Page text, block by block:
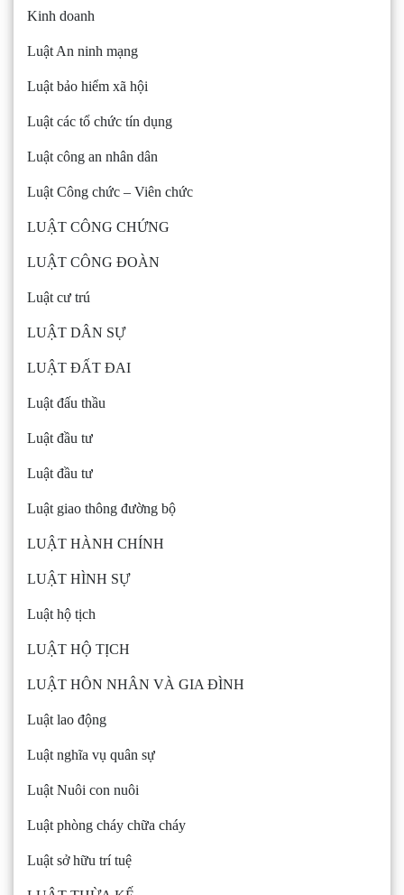
Kinh doanh
Luật An ninh mạng
Luật bảo hiểm xã hội
Luật các tổ chức tín dụng
Luật công an nhân dân
Luật Công chức – Viên chức
LUẬT CÔNG CHỨNG
LUẬT CÔNG ĐOÀN
Luật cư trú
LUẬT DÂN SỰ
LUẬT ĐẤT ĐAI
Luật đấu thầu
Luật đầu tư
Luật đầu tư
Luật giao thông đường bộ
LUẬT HÀNH CHÍNH
LUẬT HÌNH SỰ
Luật hộ tịch
LUẬT HỘ TỊCH
LUẬT HÔN NHÂN VÀ GIA ĐÌNH
Luật lao động
Luật nghĩa vụ quân sự
Luật Nuôi con nuôi
Luật phòng cháy chữa cháy
Luật sở hữu trí tuệ